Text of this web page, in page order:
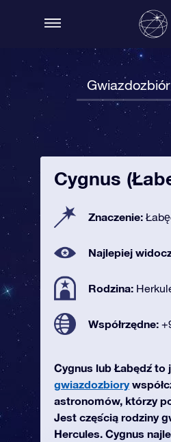
Cygnus
Znaczenie:
Najlepiej
Rodzina:
Współrzędne:
Cygnus lub Łabędź to
gwiazdozbiory
astronomów, którzy
Jest częścią rodziny
Hercules. Cygnus